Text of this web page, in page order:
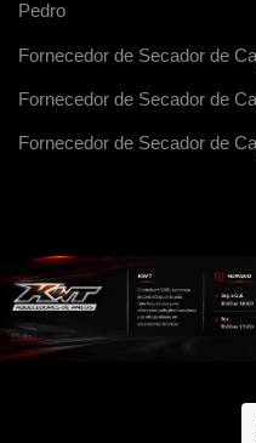
Pedro
Fornecedor de Secador de
Fornecedor de Secador de
Fornecedor de Secador de